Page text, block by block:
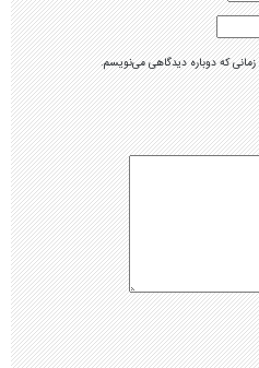
که دوباره دیدگاهی می‌نویسم.